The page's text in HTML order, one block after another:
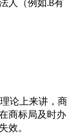
人（例如.B有
论上来讲，商
商标局及时办
效。